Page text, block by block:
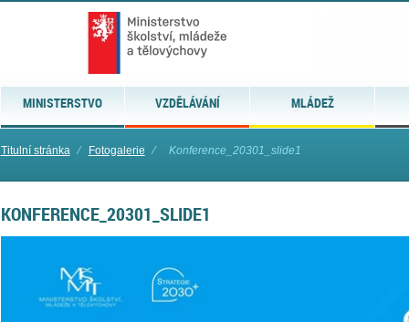
MINISTERSTVO VZDĚLÁVÁNÍ MLÁDEŽ
Titulní stránka ⁄ Fotogalerie ⁄ Konference_20301_slide1
KONFERENCE_20301_SLIDE1